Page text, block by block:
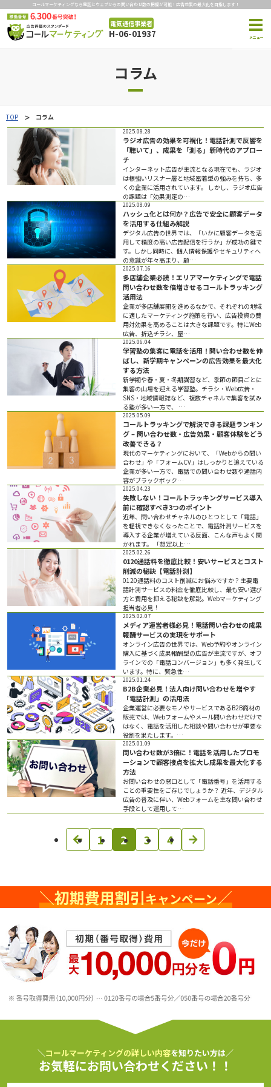
コールマーケティングなら電話とウェブからの問い合わせ数の把握が可能！広告効果の最大化を目指します！
電気通信事業者
H-06-01937
コラム
TOP コラム
2025.08.28
ラジオ広告の効果を可視化！電話計測で反響を
「聴いて」、成果を「測る」新時代のアプロー
チ
インターネット広告が主流となる現在でも、ラジオ
は根強いリスナー層と地域密着型の強みを持ち、多
くの企業に活用されています。 しかし、ラジオ広告
の課題は「効果測定の…
2025.08.09
ハッシュ化とは何か？広告で安全に顧客データ
を活用する仕組み解説
デジタル広告の世界では、「いかに顧客データを活
用して精度の高い広告配信を行うか」が成功の鍵で
す。しかし同時に、個人情報保護やセキュリティへ
の意識が年々高まり、顧…
2025.07.16
多店舗企業必読！エリアマーケティングで電話
問い合わせ数を倍増させるコールトラッキング
活用法
企業が多店舗展開を進めるなかで、それぞれの地域
に適したマーケティング施策を行い、広告投資の費
用対効果を高めることは大きな課題です。特にWeb
広告、折込チラシ、屋…
2025.06.04
学習塾の集客に電話を活用！問い合わせ数を伸
ばし、新学期キャンペーンの広告効果を最大化
する方法
新学期や春・夏・冬期講習など、季節の節目ごとに
集客の山場を迎える学習塾。チラシ・Web広告・
SNS・地域情報誌など、複数チャネルで集客を試み
る塾が多い一方で、 …
2025.05.09
コールトラッキングで解決できる課題ランキン
グ – 問い合わせ数・広告効果・顧客体験をどう
改善できる？
現代のマーケティングにおいて、「Webからの問い
合わせ」や「フォームCV」はしっかりと追えている
企業が多い一方で、電話での問い合わせ数や通話内
容がブラックボック…
2025.04.23
失敗しない！コールトラッキングサービス導入
前に確認すべき3つのポイント
近年、問い合わせチャネルのひとつとして「電話」
を軽視できなくなったことで、電話計測サービスを
導入する企業が増えている反面、こんな声もよく聞
かれます。 「想定以上…
2025.02.26
0120通話料を徹底比較！安いサービスとコスト
削減の秘訣【電話計測】
0120通話料のコスト削減にお悩みですか？主要電
話計測サービスの料金を徹底比較し、最も安い選び
方と費用を抑える秘訣を解説。Webマーケティング
担当者必見！
2025.02.07
メディア運営者様必見！電話問い合わせの成果
報酬サービスの実現をサポート
オンライン広告の世界では、Web予約やオンライン
購入に基づく成果報酬型の広告が主流ですが、オフ
ラインでの「電話コンバージョン」も多く発生して
います。特に、緊急性…
2025.01.24
B2B企業必見！法人向け問い合わせを増やす
「電話計測」の活用法
企業運営に必要なモノやサービスであるB2B商材の
販売では、Webフォームやメール問い合わせだけで
はなく、電話を活用した相談や問い合わせが重要な
役割を果たします。…
2025.01.09
問い合わせ数が3倍に！電話を活用したプロモ
ーションで顧客接点を拡大し成果を最大化する
方法
お問い合わせの窓口として「電話番号」を活用する
ことの重要性をご存じでしょうか？ 近年、デジタル
広告の普及に伴い、Webフォームを主な問い合わせ
手段として運用して…
ゲ
ー
シ
ョ
ン
1 2 3 4
＼初期費用割引キャンペーン／
＼コールマーケティングの詳しい内容を知りたい方は／
お気軽にお問い合わせください！！